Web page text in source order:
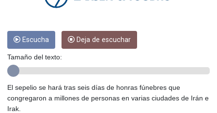
GGP 0.857019
GHS 13.519372
GMD 84.920858
GTQ 8.791676
GYD 241.024009
Escucha Deja de escuchar
Tamaño del texto:
El sepelio se hará tras seis días de honras fúnebres que
congregaron a millones de personas en varias ciudades de Irán e
Irak.